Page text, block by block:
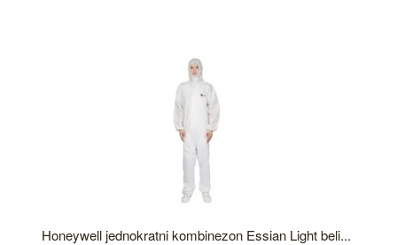
Honeywell jednokratni kombinezon Essian Light beli...